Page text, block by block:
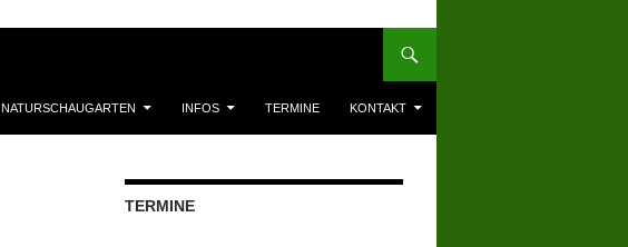
NATURSCHAUGARTEN INFOS TERMINE KONTAKT
TERMINE